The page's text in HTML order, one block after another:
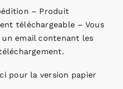
– Produit
téléchargeable – Vous
un email contenant les
pour la version papier